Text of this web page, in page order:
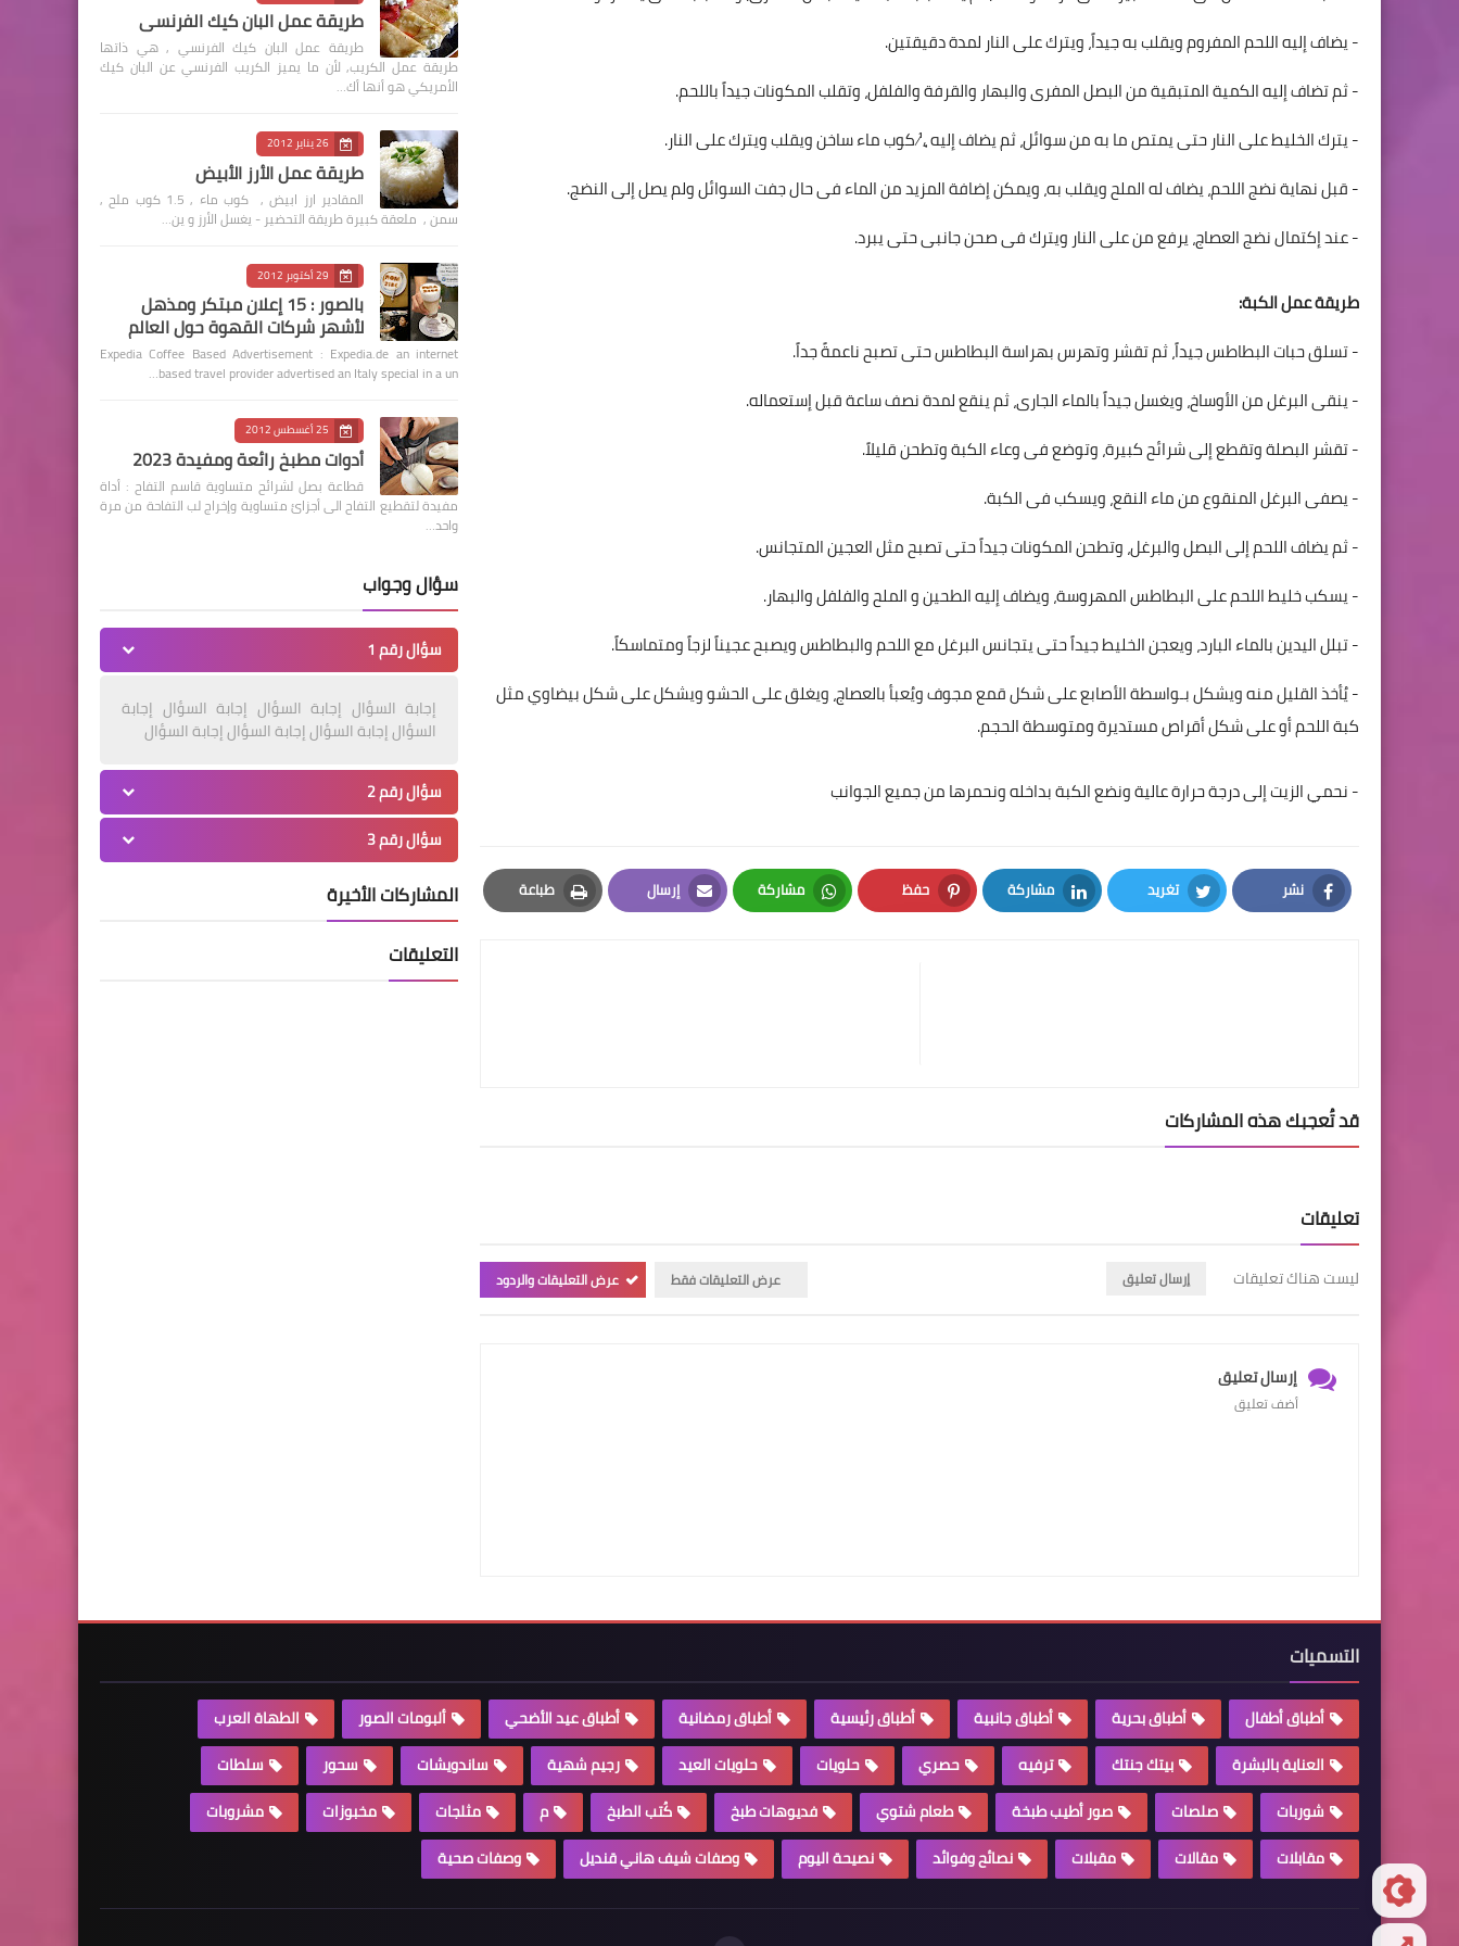
- يضاف إليه اللحم المفروم ويقلب به جيداً، ويترك على النار لمدة دقيقتين.
- ثم تضاف إليه الكمية المتبقية من البصل المفرى والبهار والقرفة والفلفل، وتقلب المكونات جيداً باللحم.
- يترك الخليط على النار حتى يمتص ما به من سوائل، ثم يضاف إليه ¼ كوب ماء ساخن ويقلب ويترك على النار.
- قبل نهاية نضج اللحم، يضاف له الملح ويقلب به، ويمكن إضافة المزيد من الماء فى حال جفت السوائل ولم يصل إلى النضج.
- عند إكتمال نضج العصاج، يرفع من على النار ويترك فى صحن جانبى حتى يبرد.
طريقة عمل الكبة:
- تسلق حبات البطاطس جيداً، ثم تقشر وتهرس بهراسة البطاطس حتى تصبح ناعمةً جداً.
- ينقى البرغل من الأوساخ، ويغسل جيداً بالماء الجارى، ثم ينقع لمدة نصف ساعة قبل إستعماله.
- تقشر البصلة وتقطع إلى شرائح كبيرة، وتوضع فى وعاء الكبة وتطحن قليلاً.
- يصفى البرغل المنقوع من ماء النقع، ويسكب فى الكبة.
- ثم يضاف اللحم إلى البصل والبرغل، وتطحن المكونات جيداً حتى تصبح مثل العجين المتجانس.
- يسكب خليط اللحم على البطاطس المهروسة، ويضاف إليه الطحين و الملح والفلفل والبهار.
- تبلل اليدين بالماء البارد، ويعجن الخليط جيداً حتى يتجانس البرغل مع اللحم والبطاطس ويصبح عجيناً لزجاً ومتماسكاً.
- يُأخذ القليل منه ويشكل بـواسطة الأصابع على شكل قمع مجوف ويُعبأ بالعصاج، ويغلق على الحشو ويشكل على شكل بيضاوي مثل
كبة اللحم أو على شكل أقراص مستديرة ومتوسطة الحجم.
- نحمي الزيت إلى درجة حرارة عالية ونضع الكبة بداخله ونحمرها من جميع الجوانب
نشر
Facebook
تغريد
Twitter
مشاركة
LinkedIn
حفظ
Pinterest
مشاركة
Whatsapp
إرسال
Email
طباعة
Print
قد تُعجبك هذه المشاركات
تعليقات
ليست هناك تعليقات إرسال تعليق عرض التعليقات فقط عرض التعليقات والردود
إرسال تعليق
أضف تعليق
طريقة عمل البان كيك الفرنسي
طريقة عمل البان كيك الفرنسي , هي ذاتها
طريقة عمل الكريب, لأن ما يميز الكريب الفرنسي عن البان كيك
الأمريكي هو أنها أك…
26 يناير 2012
طريقة عمل الأرز الأبيض
المقادير ارز ابيض , كوب ماء , 1.5 كوب ملح ,
سمن , ملعقة كبيرة طريقة التحضير - يغسل الأرز و ين…
29 أكتوبر 2012
بالصور : 15 إعلان مبتكر ومذهل
لأشهر شركات القهوة حول العالم
Expedia Coffee Based Advertisement : Expedia.de an internet
based travel provider advertised an Italy special in a un…
25 أغسطس 2012
أدوات مطبخ رائعة ومفيدة 2023
قطاعة بصل لشرائح متساوية قاسم التفاح : أداة
مفيدة لتقطيع التفاح الى أجزائ متساوية وإخراج لب التفاحة من مرة
واحد…
سؤال وجواب
سؤال رقم 1
إجابة السؤال إجابة السؤال إجابة السؤال إجابة
السؤال إجابة السؤال إجابة السؤال إجابة السؤال
سؤال رقم 2
سؤال رقم 3
المشاركات الأخيرة
التعليقات
التسميات
أطباق أطفال أطباق بحرية أطباق جانبية أطباق رئيسية أطباق رمضانية أطباق عيد الأضحي ألبومات الصور
الطهاة العرب
العناية بالبشرة
بيتك جنتك ترفيه حصري حلويات حلويات العيد رجيم شهية ساندويشات سحور
سلطات
شوربات
صلصات صور أطيب طبخة طعام شتوي فديوهات طبخ كُتب الطبخ م مثلجات مخبوزات
مشروبات
مقابلات
مقالات مقبلات نصائح وفوائد نصيحة اليوم وصفات شيف هاني قنديل وصفات صحية